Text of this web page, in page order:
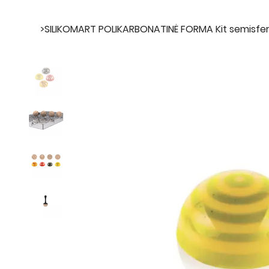
>SILIKOMART POLIKARBONATINĖ FORMA Kit